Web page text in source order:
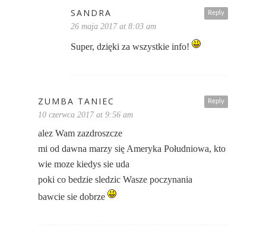
Reply
SANDRA
26 maja 2017 at 8:03 am
Super, dzięki za wszystkie info!
Reply
ZUMBA TANIEC
10 czerwca 2017 at 9:56 am
alez Wam zazdroszcze
mi od dawna marzy się Ameryka Południowa, kto
wie moze kiedys sie uda
poki co bedzie sledzic Wasze poczynania
bawcie sie dobrze